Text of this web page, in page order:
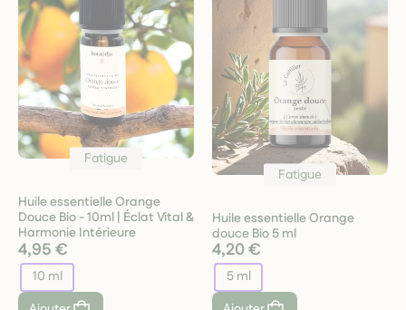
Fatigue
Huile essentielle Orange
Douce Bio - 10ml | Éclat Vital &
Harmonie Intérieure
4,95 €
10 ml
Fatigue
Huile essentielle Orange
douce Bio 5 ml
4,20 €
5 ml